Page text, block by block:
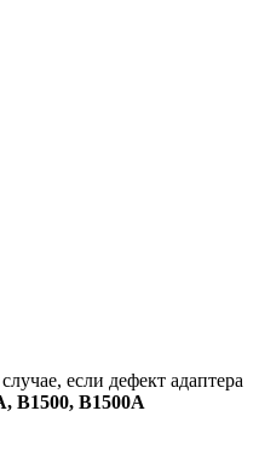
если дефект адаптера
B1500, B1500A